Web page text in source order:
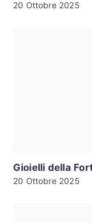
20 Ottobre 2025
Gioielli della
20 Ottobre 2025